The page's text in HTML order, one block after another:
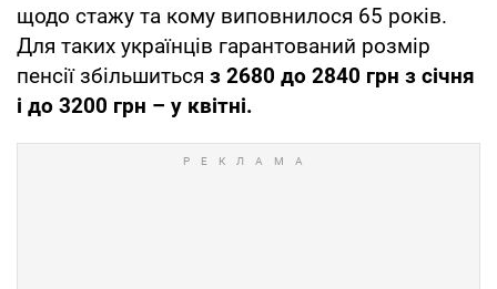
щодо стажу та кому виповнилося 65 років.
Для таких українців гарантований розмір
пенсії збільшиться з 2680 до 2840 грн з січня
і до 3200 грн – у квітні.